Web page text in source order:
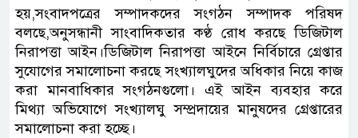
হয়,সংবাদপত্রের সম্পাদকদের সংগঠন সম্পাদক পরিষদ
বলছে,অনুসন্ধানী সাংবাদিকতার কণ্ঠ রোধ করছে ডিজিটাল
নিরাপত্তা আইন।ডিজিটাল নিরাপত্তা আইনে নির্বিচারে গ্রেপ্তার
সুযোগের সমালোচনা করছে সংখ্যালঘুদের অধিকার নিয়ে কাজ
করা মানবাধিকার সংগঠনগুলো। এই আইন ব্যবহার করে
মিথ্যা অভিযোগে সংখ্যালঘু সম্প্রদায়ের মানুষদের গ্রেপ্তারের
সমালোচনা করা হচ্ছে।